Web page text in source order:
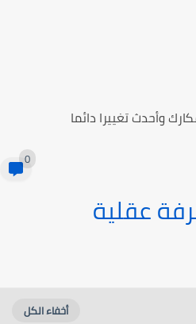
التربوي أسسه وإجراءاته
0
عقلية